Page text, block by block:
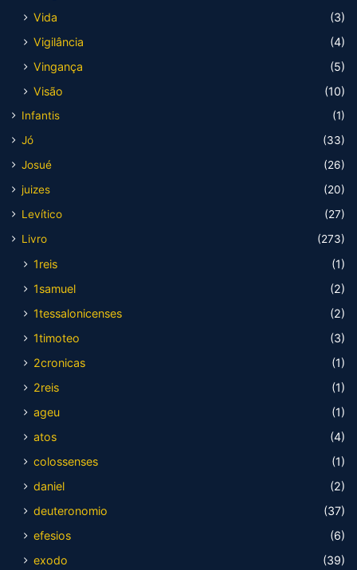
Vida
(3)
Vigilância
(4)
Vingança
(5)
Visão
(10)
Infantis
(1)
Jó
(33)
Josué
(26)
juizes
(20)
Levítico
(27)
Livro
(273)
1reis
(1)
1samuel
(2)
1tessalonicenses
(2)
1timoteo
(3)
2cronicas
(1)
2reis
(1)
ageu
(1)
atos
(4)
colossenses
(1)
daniel
(2)
deuteronomio
(37)
efesios
(6)
exodo
(39)